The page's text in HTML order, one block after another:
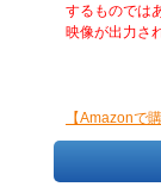
するものでは
映像が出力さ
【Amazonで購